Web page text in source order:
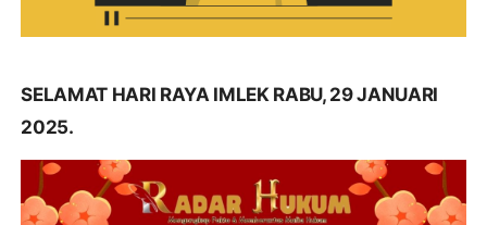
SELAMAT HARI RAYA IMLEK RABU, 29 JANUARI
2025.